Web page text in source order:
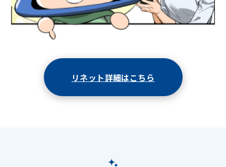
リネット詳細はこちら